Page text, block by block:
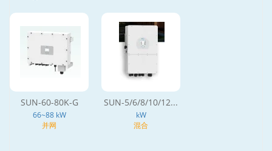
SUN-60-80K-G
66~88 kW
并网
SUN-5/6/8/10/12...
kW
混合